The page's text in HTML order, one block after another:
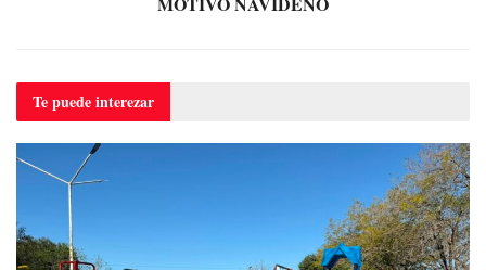
Te puedeinterezar